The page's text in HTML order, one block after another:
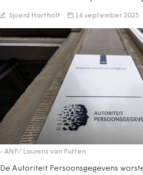
Sjoerd Hartholt 16 september 2025
- ANP/ Laurens van Putten
De Autoriteit Persoonsgegevens